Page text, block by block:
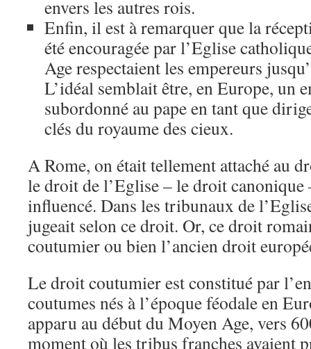
envers les autres rois.
Enfin, il est à remarquer que la
été encouragée par l’Eglise
Age respectaient les empereurs
L’idéal semblait être, en Europe, un
subordonné au pape en tant que
clés du royaume des cieux.
A Rome, on était tellement attaché au
le droit de l’Eglise – le droit canonique
influencé. Dans les tribunaux de
jugeait selon ce droit. Or, ce droit
coutumier ou bien l’ancien droit
Le droit coutumier est constitué par
coutumes nés à l’époque féodale en
apparu au début du Moyen Age, vers
moment où les tribus franches avaient